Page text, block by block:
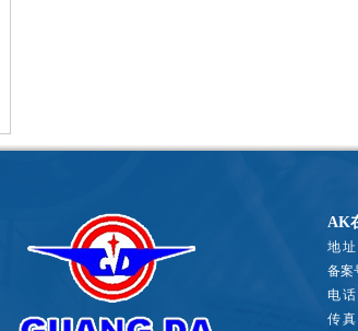
AK
地
备案
电 话
传 真